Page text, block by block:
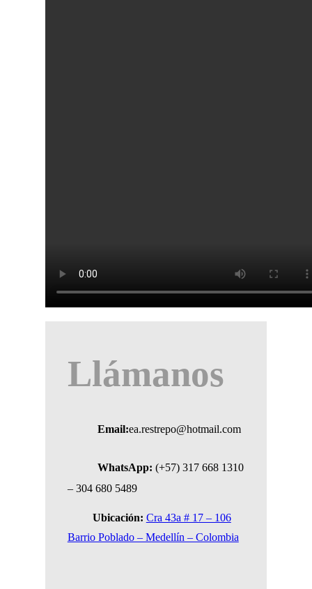
Llámanos
Email:ea.restrepo@hotmail.com
WhatsApp: (+57) 317 668 1310
– 304 680 5489
Ubicación: Cra 43a # 17 – 106
Barrio Poblado – Medellín – Colombia